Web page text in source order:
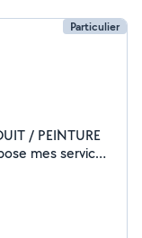
Particulier
et
travaux hors
un